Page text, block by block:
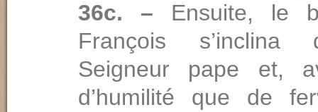
36c. – Ensuite, le
François s’inclina
Seigneur pape et,
d’humilité que de